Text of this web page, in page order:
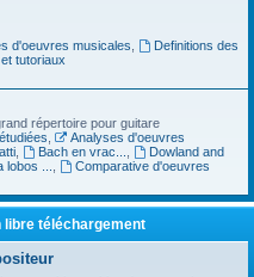
d'oeuvres musicales
Definitions des
tutoriaux
répertoire pour guitare
Analyses d'oeuvres
, Bach en vrac...
Dowland and
lobos ...
Comparative d'oeuvres
libre téléchargement